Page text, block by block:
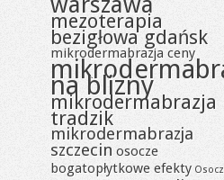
mezoterapia
bezigłowa gdańsk
mikrodermabrazja ceny
na blizny
mikrodermabrazja
tradzik
mikrodermabrazja
szczecin osocze
bogatopłytkowe efekty